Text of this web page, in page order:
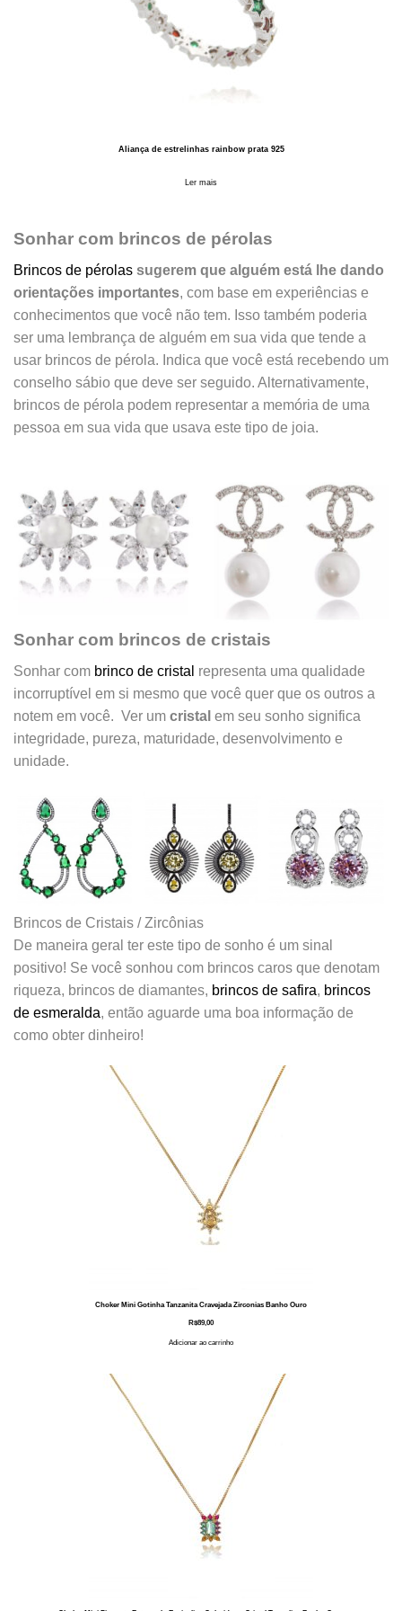
Aliança de estrelinhas rainbow prata 925
Ler mais
Sonhar com brincos de pérolas
Brincos de pérolas sugerem que alguém está lhe dando
orientações importantes, com base em experiências e
conhecimentos que você não tem. Isso também poderia
ser uma lembrança de alguém em sua vida que tende a
usar brincos de pérola. Indica que você está recebendo um
conselho sábio que deve ser seguido. Alternativamente,
brincos de pérola podem representar a memória de uma
pessoa em sua vida que usava este tipo de joia.
Sonhar com brincos de cristais
Sonhar com brinco de cristal representa uma qualidade
incorruptível em si mesmo que você quer que os outros a
notem em você. Ver um cristal em seu sonho significa
integridade, pureza, maturidade, desenvolvimento e
unidade.
Brincos de Cristais / Zircônias
De maneira geral ter este tipo de sonho é um sinal
positivo! Se você sonhou com brincos caros que denotam
riqueza, brincos de diamantes, brincos de safira, brincos
de esmeralda, então aguarde uma boa informação de
como obter dinheiro!
Choker Mini Gotinha Tanzanita Cravejada Zirconias Banho Ouro
R$89,00
Adicionar ao carrinho